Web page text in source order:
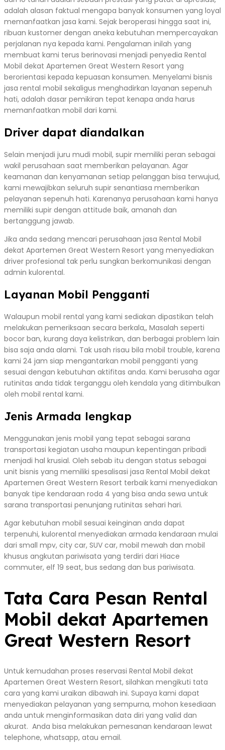
adalah alasan faktual mengapa banyak konsumen yang loyal
memanfaatkan jasa kami. Sejak beroperasi hingga saat ini,
ribuan kustomer dengan aneka kebutuhan mempercayakan
perjalanan nya kepada kami. Pengalaman inilah yang
membuat kami terus berinovasi menjadi penyedia Rental
Mobil dekat Apartemen Great Western Resort yang
berorientasi kepada kepuasan konsumen. Menyelami bisnis
jasa rental mobil sekaligus menghadirkan layanan sepenuh
hati, adalah dasar pemikiran tepat kenapa anda harus
memanfaatkan mobil dari kami.
Driver dapat diandalkan
Selain menjadi juru mudi mobil, supir memiliki peran sebagai
wakil perusahaan saat memberikan pelayanan. Agar
keamanan dan kenyamanan setiap pelanggan bisa terwujud,
kami mewajibkan seluruh supir senantiasa memberikan
pelayanan sepenuh hati. Karenanya perusahaan kami hanya
memiliki supir dengan attitude baik, amanah dan
bertanggung jawab.
Jika anda sedang mencari perusahaan jasa Rental Mobil
dekat Apartemen Great Western Resort yang menyediakan
driver profesional tak perlu sungkan berkomunikasi dengan
admin kulorental.
Layanan Mobil Pengganti
Walaupun mobil rental yang kami sediakan dipastikan telah
melakukan pemeriksaan secara berkala,, Masalah seperti
bocor ban, kurang daya kelistrikan, dan berbagai problem lain
bisa saja anda alami. Tak usah risau bila mobil trouble, karena
kami 24 jam siap mengantarkan mobil pengganti yang
sesuai dengan kebutuhan aktifitas anda. Kami berusaha agar
rutinitas anda tidak terganggu oleh kendala yang ditimbulkan
oleh mobil rental kami.
Jenis Armada lengkap
Menggunakan jenis mobil yang tepat sebagai sarana
transportasi kegiatan usaha maupun kepentingan pribadi
menjadi hal krusial. Oleh sebab itu dengan status sebagai
unit bisnis yang memiliki spesalisasi jasa Rental Mobil dekat
Apartemen Great Western Resort terbaik kami menyediakan
banyak tipe kendaraan roda 4 yang bisa anda sewa untuk
sarana transportasi penunjang rutinitas sehari hari.
Agar kebutuhan mobil sesuai keinginan anda dapat
terpenuhi, kulorental menyediakan armada kendaraan mulai
dari small mpv, city car, SUV car, mobil mewah dan mobil
khusus angkutan pariwisata yang terdiri dari Hiace
commuter, elf 19 seat, bus sedang dan bus pariwisata.
Tata Cara Pesan Rental
Mobil dekat Apartemen
Great Western Resort
Untuk kemudahan proses reservasi Rental Mobil dekat
Apartemen Great Western Resort, silahkan mengikuti tata
cara yang kami uraikan dibawah ini. Supaya kami dapat
menyediakan pelayanan yang sempurna, mohon kesediaan
anda untuk menginformasikan data diri yang valid dan
akurat. Anda bisa melakukan pemesanan kendaraan lewat
telephone, whatsapp, atau email.